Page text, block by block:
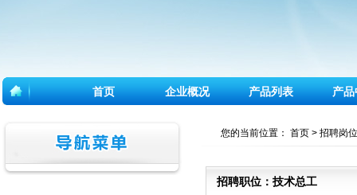
首页 企业概况 产品列表 产品
您的当前位置：首页 >招聘岗
招聘职位：技术总工